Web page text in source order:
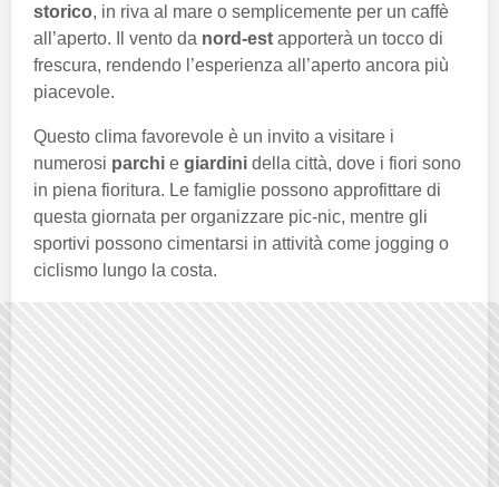
storico, in riva al mare o semplicemente per un caffè
all’aperto. Il vento da nord-est apporterà un tocco di
frescura, rendendo l’esperienza all’aperto ancora più
piacevole.
Questo clima favorevole è un invito a visitare i
numerosi parchi e giardini della città, dove i fiori sono
in piena fioritura. Le famiglie possono approfittare di
questa giornata per organizzare pic-nic, mentre gli
sportivi possono cimentarsi in attività come jogging o
ciclismo lungo la costa.